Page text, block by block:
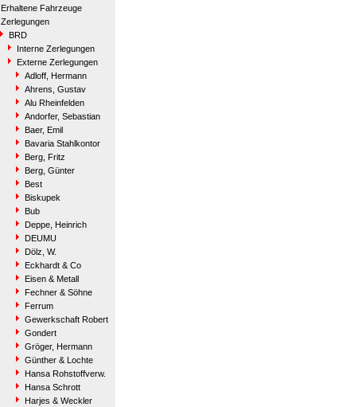
Erhaltene Fahrzeuge
Zerlegungen
BRD
Interne Zerlegungen
Externe Zerlegungen
Adloff, Hermann
Ahrens, Gustav
Alu Rheinfelden
Andorfer, Sebastian
Baer, Emil
Bavaria Stahlkontor
Berg, Fritz
Berg, Günter
Best
Biskupek
Bub
Deppe, Heinrich
DEUMU
Dölz, W.
Eckhardt & Co
Eisen & Metall
Fechner & Söhne
Ferrum
Gewerkschaft Robert
Gondert
Gröger, Hermann
Günther & Lochte
Hansa Rohstoffverw.
Hansa Schrott
Harjes & Weckler